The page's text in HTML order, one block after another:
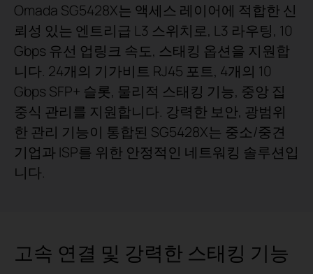
Omada SG5428X는 액세스 레이어에 적합한 신
뢰성 있는 엔트리급 L3 스위치로, L3 라우팅, 10
Gbps 유선 업링크 속도, 스태킹 옵션을 지원합
니다. 24개의 기가비트 RJ45 포트, 4개의 10
Gbps SFP+ 슬롯, 물리적 스태킹 기능, 중앙 집
중식 관리를 지원합니다. 강력한 보안, 광범위
한 관리 기능이 통합된 SG5428X는 중소/중견
기업과 ISP를 위한 안정적인 네트워킹 솔루션입
니다.
고속 연결 및 강력한 스태킹 기능